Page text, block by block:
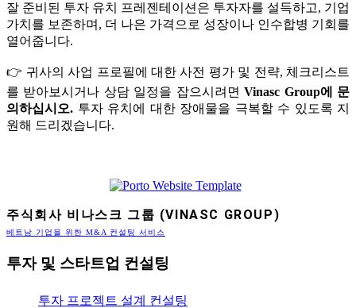
잘 준비된 투자 유치 프레젠테이션은 투자자를 설득하고, 기업
가치를 보존하며, 더 나은 가격으로 성장이나 인수합병 기회를
열어줍니다.
👉 귀사의 사업 프로필에 대한 사전 평가 및 전략, 체크리스트
를 받아보시거나 상담 일정을 잡으시려면Vinasc Group에 문
의하십시오. 투자 유치에 대한 장애물을 극복할 수 있도록 지
원해 드리겠습니다.
주식회사 비나스크 그룹 (VINASC GROUP)
베트남 기업을 위한 M&A 컨설팅 서비스
투자 및 스타트업 컨설팅
투자 프로젝트 설계 컨설팅